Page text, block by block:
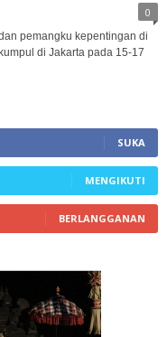
0
pemangku kepentingan di
di Jakarta pada 15-17
SUKA
MENGIKUTI
BERLANGGANAN